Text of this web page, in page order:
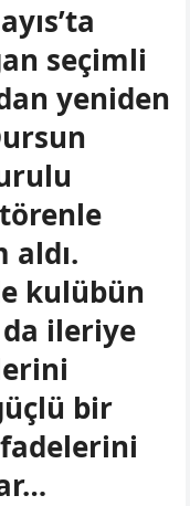
seçimli
yeniden
aldı.
kulübün
da ileriye
bir